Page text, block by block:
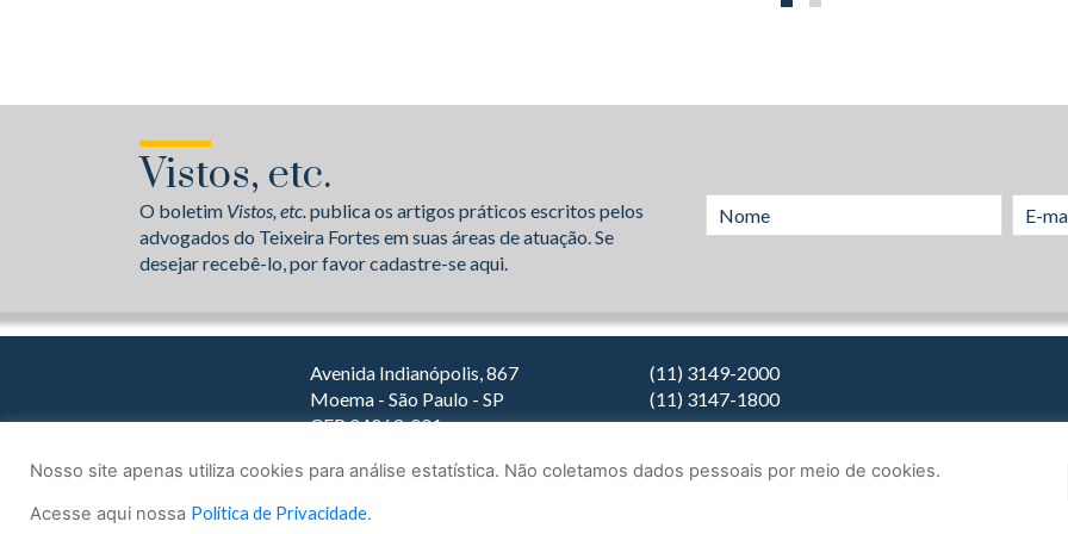
Vistos, etc.
O boletim Vistos, etc.publica os artigos práticos escritos pelos
advogados do Teixeira Fortes em suas áreas de atuação. Se
desejar recebê-lo, por favor cadastre-se aqui.
Avenida Indianópolis, 867
Moema - São Paulo - SP
CEP 04063-001
(11) 3149-2000
(11) 3147-1800
Nosso site apenas utiliza cookies para análise estatística. Não coletamos dados pessoais por meio de cookies.
Acesse aqui nossa Política de Privacidade.